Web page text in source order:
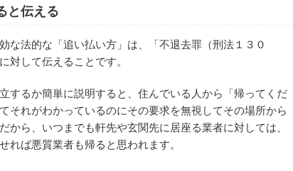
と伝える
な法的な「追い払い方」は、「不退去罪（刑法１３０
対して伝えることです。
するか簡単に説明すると、住んでいる人から「帰ってくだ
それがわかっているのにその要求を無視してその場所から
から、いつまでも軒先や玄関先に居座る業者に対しては、
れば悪質業者も帰ると思われます。